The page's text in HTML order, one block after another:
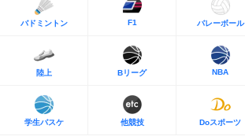
バドミントン F1 バレーボール
陸上 Bリーグ NBA
学生バスケ 他競技 Doスポーツ